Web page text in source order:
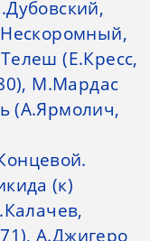
(Е.Кресс,
М.Мардас
(А.Ярмолич,
(к)
А.Джигеро